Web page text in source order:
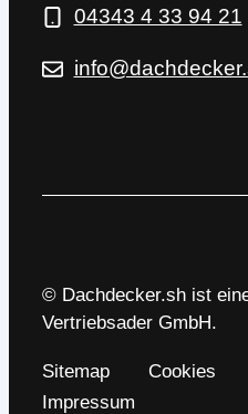
04343 4 33 94 21
© Dachdecker.sh ist
Vertriebsader GmbH.
Sitemap Cookies
Impressum